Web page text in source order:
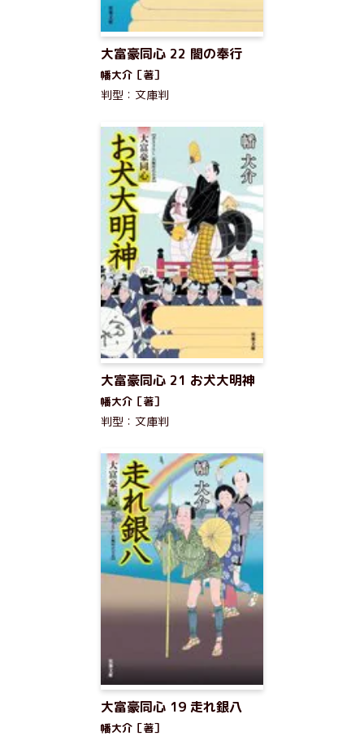
大富豪同心 22 闇の奉行
幡大介［著］
判型：文庫判
大富豪同心 21 お犬大明神
幡大介［著］
判型：文庫判
大富豪同心 19 走れ銀八
幡大介［著］